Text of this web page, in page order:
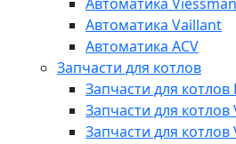
Автоматика
Автоматика Vaillant
Автоматика ACV
Запчасти для котлов
Запчасти для котлов
Запчасти для котлов
Запчасти для котлов